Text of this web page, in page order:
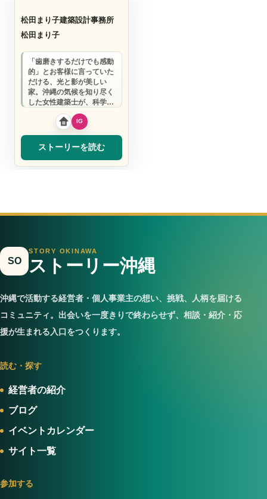
松田まり子建築設計事務所
松田まり子
「歯磨きするだけでも感動
的」とお客様に言っていた
だける、光と影が美しい
家。沖縄の気候を知り尽く
した女性建築士が、科学的
根拠と母親目線で、100年
以上愛され続ける…
ストーリーを読む
SO
STORY OKINAWA
ストーリー沖縄
沖縄で活動する経営者・個人事業主の想い、挑戦、人柄を届ける
コミュニティ。出会いを一度きりで終わらせず、相談・紹介・応
援が生まれる入口をつくります。
読む・探す
経営者の紹介
ブログ
イベントカレンダー
サイト一覧
参加する